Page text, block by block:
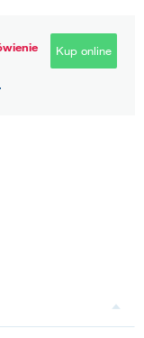
Kup online